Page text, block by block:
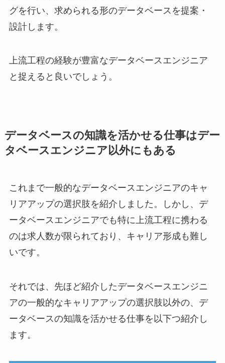
グを行い、求められる形のデータベースを提案・
設計します。
上流工程の経験が豊富なデータベースエンジニア
と捉えると良いでしょう。
データベースの知識を活かせる仕事はデー
タベースエンジニア以外にもある
これまで一般的なデータベースエンジニアのキャ
リアアップの選択肢を紹介しました。しかし、デ
ータベースエンジニアでも特に上流工程に携わる
のは求人数が限られており、キャリア形成も難し
いです。
それでは、先ほど紹介したデータベースエンジニ
アの一般的なキャリアアップの選択肢以外の、デ
ータベースの知識を活かせる仕事を以下つ紹介し
ます。